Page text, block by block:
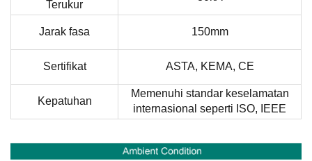
Terukur
Jarak fasa 150mm
Sertifikat ASTA, KEMA, CE
Kepatuhan
Memenuhi standar keselamatan
internasional seperti ISO, IEEE